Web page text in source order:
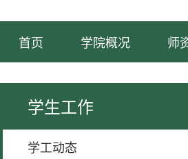
首页 学院概况 师
学生工作
学工动态